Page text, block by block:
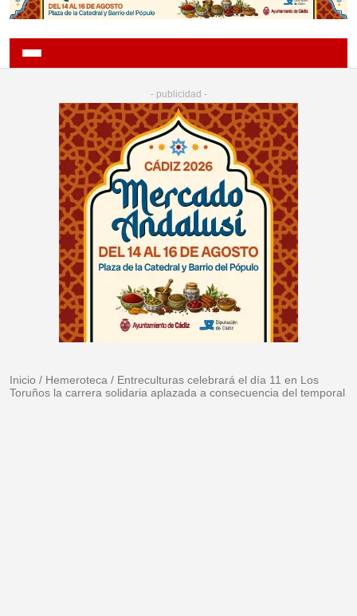
- publicidad -
Inicio / Hemeroteca / Entreculturas celebrará el día 11 en Los
Toruños la carrera solidaria aplazada a consecuencia del temporal